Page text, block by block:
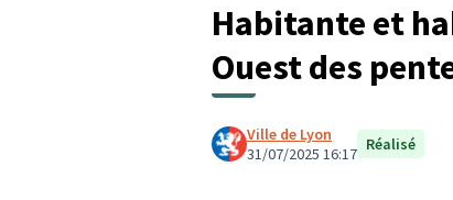
Habitante et
Ouest des
Ville de Lyon
31/07/2025 16:17 Réalisé